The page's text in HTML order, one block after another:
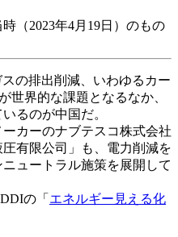
（2023年4月19日）のもの
の排出削減、いわゆるカー
世界的な課題となるなか、
るのが中国だ。
カーのナブテスコ株式会社
有限公司」も、電力削減を
ュートラル施策を展開して
の「 エネルギー見える化